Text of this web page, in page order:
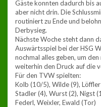
Gäste konnten dadurch bis
aber nicht drin. Die
routiniert zu Ende und
Derbysieg.
Nächste Woche steht dann
Auswärtsspiel bei der HSG
nochmal alles geben, um
weiterhin den Druck auf die
Für den TVW spielten:
Kolb (10/5), Wilde (9),
Stadler (4), Wurst (2), Nigst
Federl, Weixler, Ewald (Tor)